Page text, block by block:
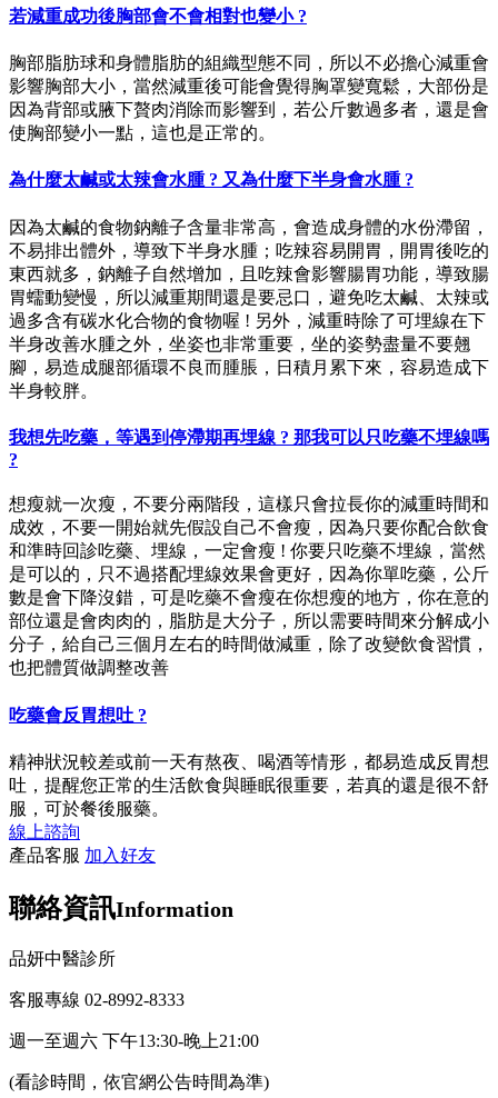
若減重成功後胸部會不會相對也變小 ?
胸部脂肪球和身體脂肪的組織型態不同，所以不必擔心減重會
影響胸部大小，當然減重後可能會覺得胸罩變寬鬆，大部份是
因為背部或腋下贅肉消除而影響到，若公斤數過多者，還是會
使胸部變小一點，這也是正常的。
為什麼太鹹或太辣會水腫 ? 又為什麼下半身會水腫 ?
因為太鹹的食物鈉離子含量非常高，會造成身體的水份滯留，
不易排出體外，導致下半身水腫；吃辣容易開胃，開胃後吃的
東西就多，鈉離子自然增加，且吃辣會影響腸胃功能，導致腸
胃蠕動變慢，所以減重期間還是要忌口，避免吃太鹹、太辣或
過多含有碳水化合物的食物喔 ! 另外，減重時除了可埋線在下
半身改善水腫之外，坐姿也非常重要，坐的姿勢盡量不要翹
腳，易造成腿部循環不良而腫脹，日積月累下來，容易造成下
半身較胖。
我想先吃藥，等遇到停滯期再埋線 ? 那我可以只吃藥不埋線嗎
?
想瘦就一次瘦，不要分兩階段，這樣只會拉長你的減重時間和
成效，不要一開始就先假設自己不會瘦，因為只要你配合飲食
和準時回診吃藥、埋線，一定會瘦 ! 你要只吃藥不埋線，當然
是可以的，只不過搭配埋線效果會更好，因為你單吃藥，公斤
數是會下降沒錯，可是吃藥不會瘦在你想瘦的地方，你在意的
部位還是會肉肉的，脂肪是大分子，所以需要時間來分解成小
分子，給自己三個月左右的時間做減重，除了改變飲食習慣，
也把體質做調整改善
吃藥會反胃想吐 ?
精神狀況較差或前一天有熬夜、喝酒等情形，都易造成反胃想
吐，提醒您正常的生活飲食與睡眠很重要，若真的還是很不舒
服，可於餐後服藥。
線上諮詢
產品客服 加入好友
聯絡資訊Information
品妍中醫診所
客服專線 02-8992-8333
週一至週六 下午13:30-晚上21:00
(看診時間，依官網公告時間為準)